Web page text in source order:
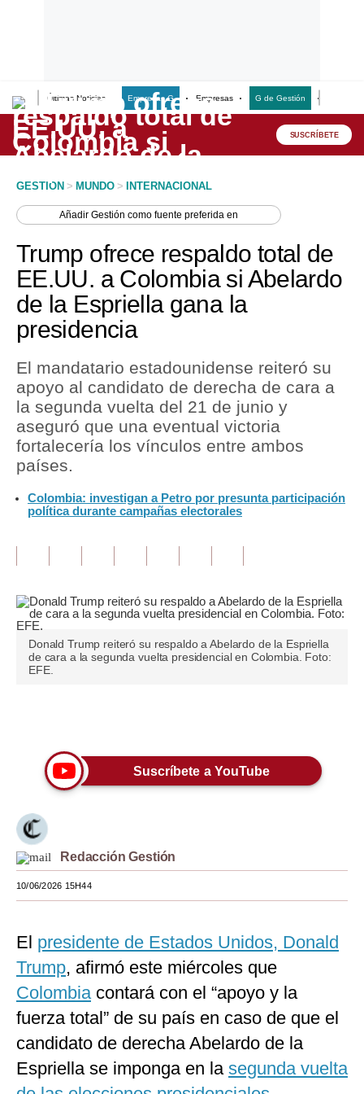
Últimas Noticias Empresas G Empresas G de Gestión
Lo último
Peru Quiosco
Economía
Mercados
Perú
Política
Tu Dinero
Finanzas Personales
Inmobiliarias
Plus G
Blogs
Tendencias
Moda
Estilos
Mundo
EEUU
México
Internacional
Tecnología
Club del Suscriptor
Mix
G de Gestión
SUSCRÍBETE
GESTION > MUNDO > INTERNACIONAL
AñadirGestión como fuente preferida en
Trump ofrece respaldo total de
EE.UU. a Colombia si Abelardo
de la Espriella gana la
presidencia
El mandatario estadounidense reiteró su
apoyo al candidato de derecha de cara a
la segunda vuelta del 21 de junio y
aseguró que una eventual victoria
fortalecería los vínculos entre ambos
países.
Colombia: investigan a Petro por presunta participación
política durante campañas electorales
Donald Trump reiteró su respaldo a Abelardo de la Espriella
de cara a la segunda vuelta presidencial en Colombia. Foto:
EFE.
Suscríbete a YouTube
Redacción Gestión
10/06/2026 15H44
El presidente de Estados Unidos, Donald
Trump, afirmó este miércoles que
Colombiacontará con el “apoyo y la
fuerza total” de su país en caso de que el
candidato de derecha Abelardo de la
Espriella se imponga en la segunda vuelta